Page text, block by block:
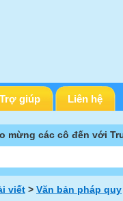
Trợ giúp Liên hệ
mừng các cô đến với
viết > Văn bản pháp quy